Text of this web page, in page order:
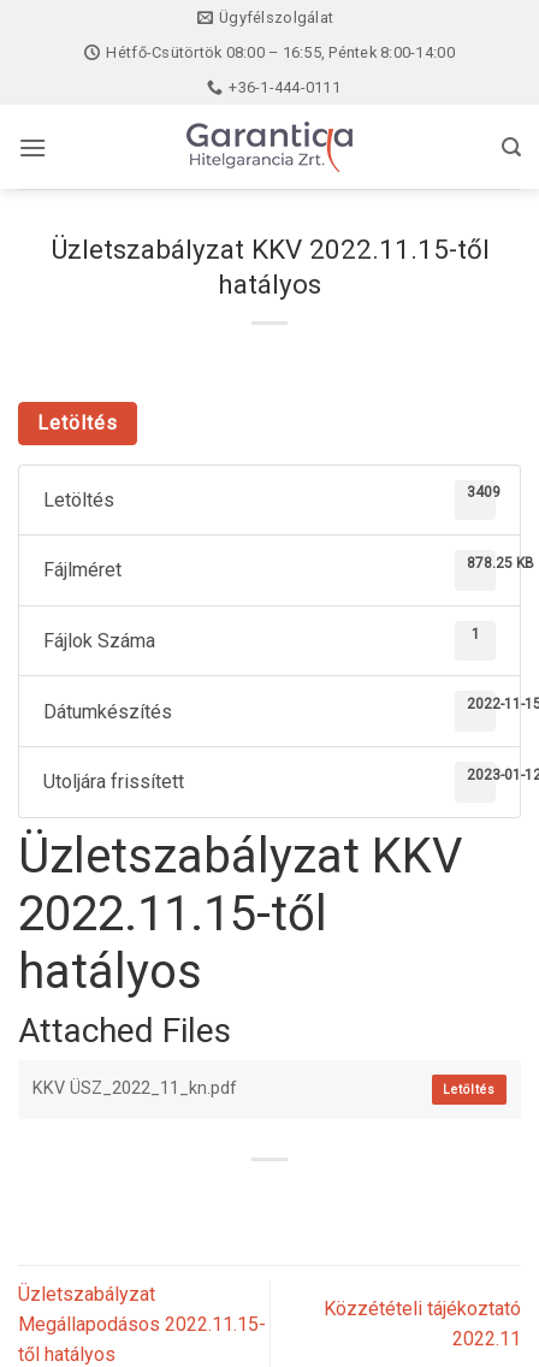
Ügyfélszolgálat
Hétfő-Csütörtök 08:00 – 16:55, Péntek 8:00-14:00
+36-1-444-0111
Üzletszabályzat KKV 2022.11.15-től
hatályos
Letöltés
Letöltés 3409
Fájlméret 878.25 KB
Fájlok Száma 1
Dátumkészítés 2022-11-
Utoljára frissített 2023-01-
Üzletszabályzat KKV
2022.11.15-től
hatályos
Attached Files
KKV ÜSZ_2022_11_kn.pdf Letöltés
Üzletszabályzat
Megállapodásos 2022.11.15-
től hatályos
Közzétételi tájékoztató
2022.11